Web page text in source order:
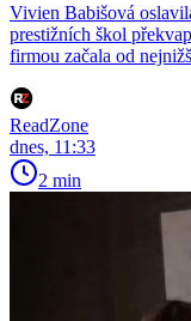
Vivien Babišová
prestižních škol
firmou začala od
ReadZone
dnes, 11:33
2 min